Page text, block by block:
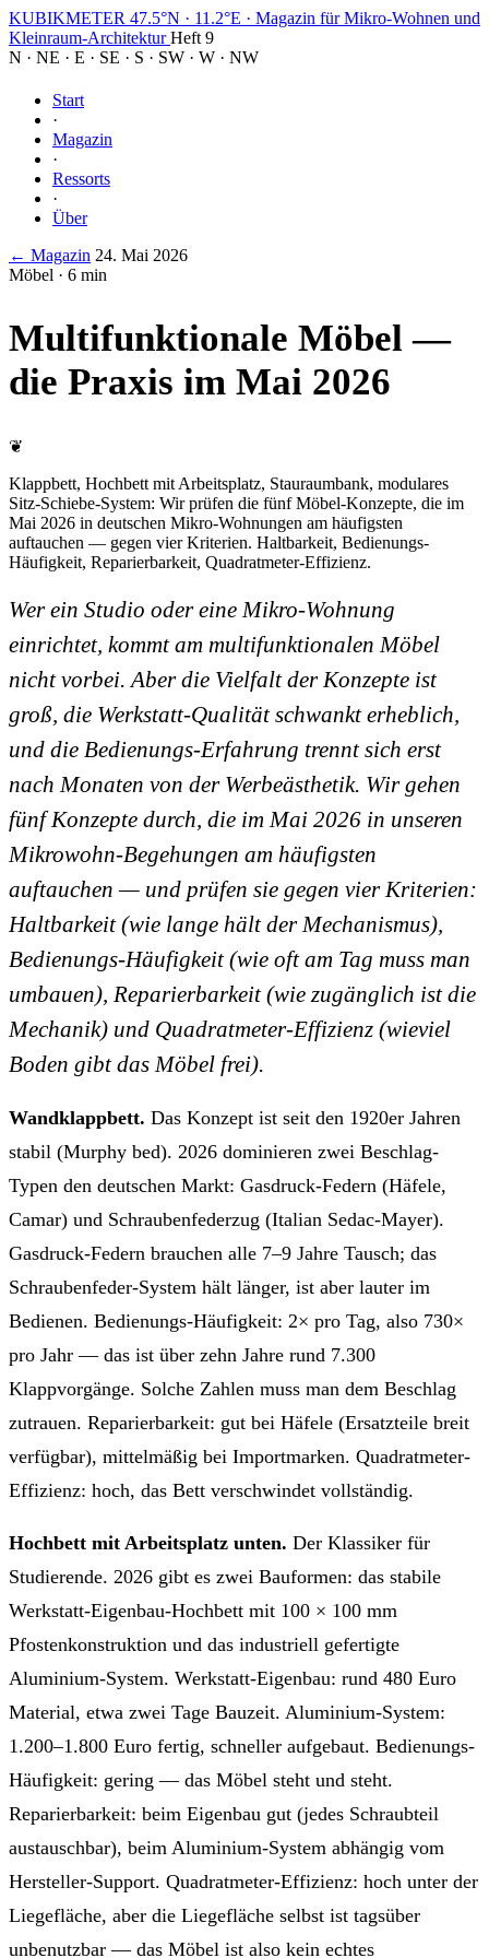
KUBIKMETER 47.5°N · 11.2°E · Magazin für Mikro-Wohnen und
Kleinraum-Architektur Heft 9
N · NE · E · SE · S · SW · W · NW
Start
·
Magazin
·
Ressorts
·
Über
← Magazin 24. Mai 2026
Möbel · 6 min
Multifunktionale Möbel —
die Praxis im Mai 2026
❦
Klappbett, Hochbett mit Arbeitsplatz, Stauraumbank, modulares
Sitz-Schiebe-System: Wir prüfen die fünf Möbel-Konzepte, die im
Mai 2026 in deutschen Mikro-Wohnungen am häufigsten
auftauchen — gegen vier Kriterien. Haltbarkeit, Bedienungs-
Häufigkeit, Reparierbarkeit, Quadratmeter-Effizienz.
Wer ein Studio oder eine Mikro-Wohnung
einrichtet, kommt am multifunktionalen Möbel
nicht vorbei. Aber die Vielfalt der Konzepte ist
groß, die Werkstatt-Qualität schwankt erheblich,
und die Bedienungs-Erfahrung trennt sich erst
nach Monaten von der Werbeästhetik. Wir gehen
fünf Konzepte durch, die im Mai 2026 in unseren
Mikrowohn-Begehungen am häufigsten
auftauchen — und prüfen sie gegen vier Kriterien:
Haltbarkeit (wie lange hält der Mechanismus),
Bedienungs-Häufigkeit (wie oft am Tag muss man
umbauen), Reparierbarkeit (wie zugänglich ist die
Mechanik) und Quadratmeter-Effizienz (wieviel
Boden gibt das Möbel frei).
Wandklappbett. Das Konzept ist seit den 1920er Jahren
stabil (Murphy bed). 2026 dominieren zwei Beschlag-
Typen den deutschen Markt: Gasdruck-Federn (Häfele,
Camar) und Schraubenfederzug (Italian Sedac-Mayer).
Gasdruck-Federn brauchen alle 7–9 Jahre Tausch; das
Schraubenfeder-System hält länger, ist aber lauter im
Bedienen. Bedienungs-Häufigkeit: 2× pro Tag, also 730×
pro Jahr — das ist über zehn Jahre rund 7.300
Klappvorgänge. Solche Zahlen muss man dem Beschlag
zutrauen. Reparierbarkeit: gut bei Häfele (Ersatzteile breit
verfügbar), mittelmäßig bei Importmarken. Quadratmeter-
Effizienz: hoch, das Bett verschwindet vollständig.
Hochbett mit Arbeitsplatz unten. Der Klassiker für
Studierende. 2026 gibt es zwei Bauformen: das stabile
Werkstatt-Eigenbau-Hochbett mit 100 × 100 mm
Pfostenkonstruktion und das industriell gefertigte
Aluminium-System. Werkstatt-Eigenbau: rund 480 Euro
Material, etwa zwei Tage Bauzeit. Aluminium-System:
1.200–1.800 Euro fertig, schneller aufgebaut. Bedienungs-
Häufigkeit: gering — das Möbel steht und steht.
Reparierbarkeit: beim Eigenbau gut (jedes Schraubteil
austauschbar), beim Aluminium-System abhängig vom
Hersteller-Support. Quadratmeter-Effizienz: hoch unter der
Liegefläche, aber die Liegefläche selbst ist tagsüber
unbenutzbar — das Möbel ist also kein echtes